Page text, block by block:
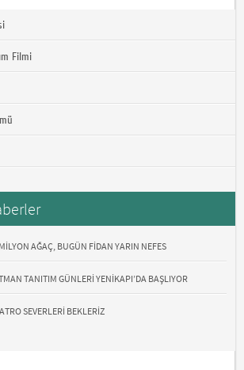
Filmi
AĞAÇ, BUGÜN FİDAN YARIN NEFES
TANITIM GÜNLERİ YENİKAPI’DA BAŞLIYOR
SEVERLERİ BEKLERİZ